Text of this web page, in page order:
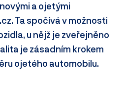
a ojetými
Ta spočívá v možnosti
u nějž je zveřejněno
je zásadním krokem
ojetého automobilu.